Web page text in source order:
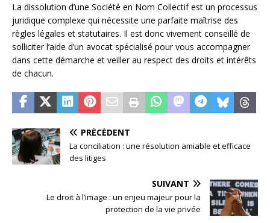
La dissolution d’une Société en Nom Collectif est un processus
juridique complexe qui nécessite une parfaite maîtrise des
règles légales et statutaires. Il est donc vivement conseillé de
solliciter l’aide d’un avocat spécialisé pour vous accompagner
dans cette démarche et veiller au respect des droits et intérêts
de chacun.
PRÉCÉDENT
La conciliation : une résolution amiable et efficace
des litiges
SUIVANT
Le droit à l’image : un enjeu majeur pour la
protection de la vie privée